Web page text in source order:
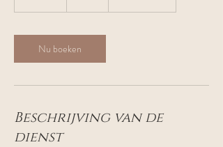
i
n
.
Nu boeken
Beschrijving van de
dienst